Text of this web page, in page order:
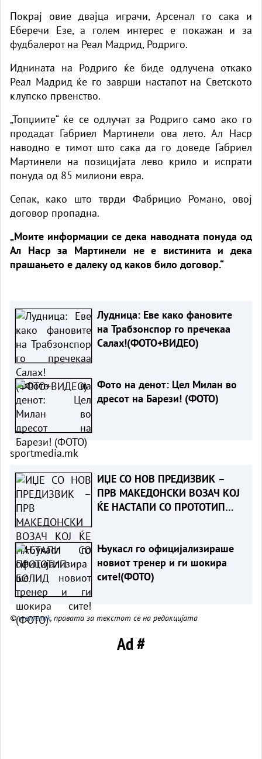
Покрај овие двајца играчи, Арсенал го сака и
Еберечи Езе, а голем интерес е покажан и за
фудбалерот на Реал Мадрид, Родриго.
Иднината на Родриго ќе биде одлучена откако
Реал Мадрид ќе го заврши настапот на Светското
клупско првенство.
„Топџиите“ ќе се одлучат за Родриго само ако го
продадат Габриел Мартинели ова лето. Ал Наср
наводно е тимот што сака да го доведе Габриел
Мартинели на позицијата лево крило и испрати
понуда од 85 милиони евра.
Сепак, како што тврди Фабрицио Романо, овој
договор пропадна.
„Моите информации се дека наводната понуда од
Ал Наср за Мартинели не е вистинита и дека
прашањето е далеку од каков било договор.“
Лудница: Еве како фановите
на Трабзонспор го пречекаа
Салах!(ФОТО+ВИДЕО)
Фото на денот: Цел Милан во
дресот на Барези! (ФОТО)
sportmedia.mk
ИЏЕ СО НОВ ПРЕДИЗВИК –
ПРВ МАКЕДОНСКИ ВОЗАЧ КОЈ
ЌЕ НАСТАПИ СО ПРОТОТИП
Њукасл го официјализираше
новиот тренер и ги шокира
сите!(ФОТО)
©vreme.mk, правата за текстот се на редакцијата
Ad #